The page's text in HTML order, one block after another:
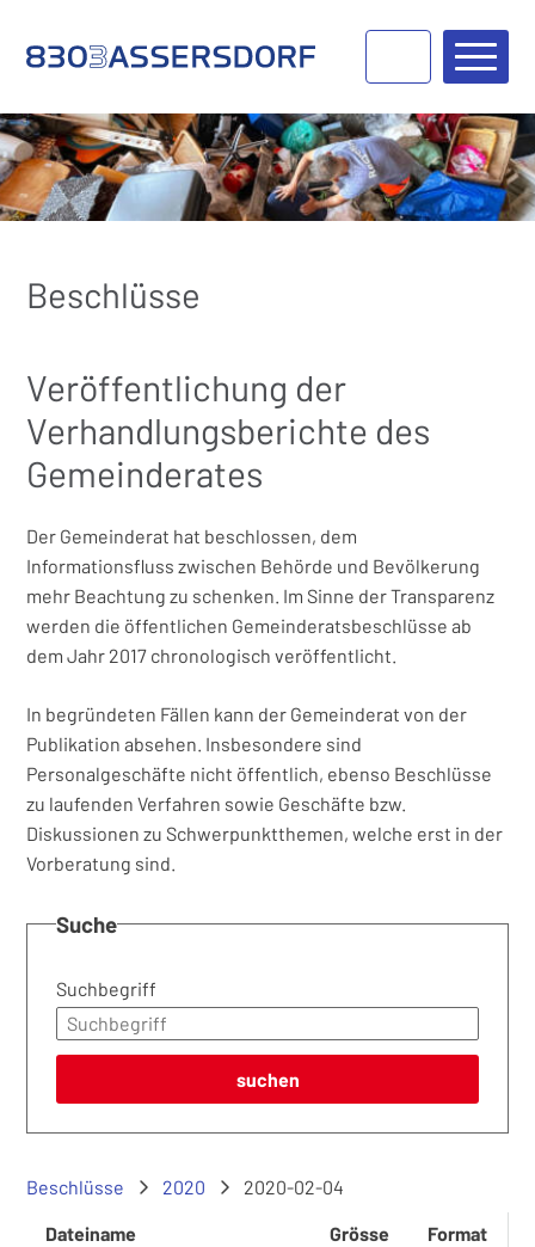
Navigieren in Bassersdorf
Beschlüsse
Veröffentlichung der
Verhandlungsberichte des
Gemeinderates
Der Gemeinderat hat beschlossen, dem
Informationsfluss zwischen Behörde und Bevölkerung
mehr Beachtung zu schenken. Im Sinne der Transparenz
werden die öffentlichen Gemeinderatsbeschlüsse ab
dem Jahr 2017 chronologisch veröffentlicht.
In begründeten Fällen kann der Gemeinderat von der
Publikation absehen. Insbesondere sind
Personalgeschäfte nicht öffentlich, ebenso Beschlüsse
zu laufenden Verfahren sowie Geschäfte bzw.
Diskussionen zu Schwerpunktthemen, welche erst in der
Vorberatung sind.
Suche
Suchbegriff
suchen
Beschlüsse 2020 2020-02-04
Dateiname Grösse
Format